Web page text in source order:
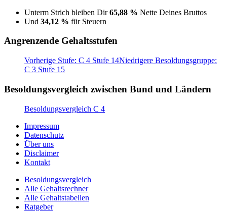
Unterm Strich bleiben Dir65,88 % Nette Deines Bruttos
Und 34,12 % für Steuern
Angrenzende Gehaltsstufen
Vorherige Stufe: C 4 Stufe 14Niedrigere Besoldungsgruppe:
C 3 Stufe 15
Besoldungsvergleich zwischen Bund und Ländern
Besoldungsvergleich C 4
Impressum
Datenschutz
Über uns
Disclaimer
Kontakt
Besoldungsvergleich
Alle Gehaltsrechner
Alle Gehaltstabellen
Ratgeber